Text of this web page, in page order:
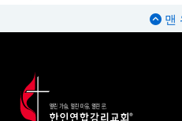
맨